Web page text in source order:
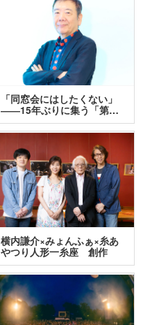
「同窓会にはしたくない」
――15年ぶりに集う「第…
横内謙介×みょんふぁ×糸あ
やつり人形一糸座 創作
人…